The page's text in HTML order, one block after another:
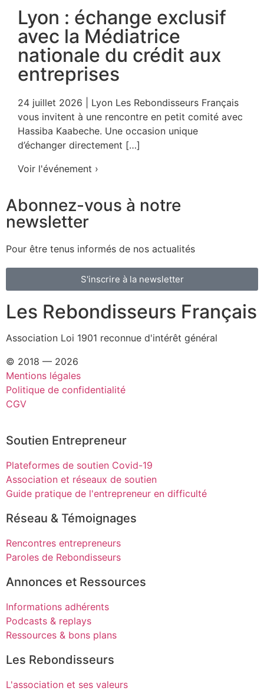
Lyon : échange exclusif
avec la Médiatrice
nationale du crédit aux
entreprises
24 juillet 2026 | Lyon Les Rebondisseurs Français
vous invitent à une rencontre en petit comité avec
Hassiba Kaabeche. Une occasion unique
d’échanger directement […]
Voir l'événement ›
Abonnez-vous à notre
newsletter
Pour être tenus informés de nos actualités
S'inscrire à la newsletter
Les Rebondisseurs Français
Association Loi 1901 reconnue d'intérêt général
© 2018 — 2026
Mentions légales
Politique de confidentialité
CGV
Soutien Entrepreneur
Plateformes de soutien Covid-19
Association et réseaux de soutien
Guide pratique de l'entrepreneur en difficulté
Réseau & Témoignages
Rencontres entrepreneurs
Paroles de Rebondisseurs
Annonces et Ressources
Informations adhérents
Podcasts & replays
Ressources & bons plans
Les Rebondisseurs
L'association et ses valeurs